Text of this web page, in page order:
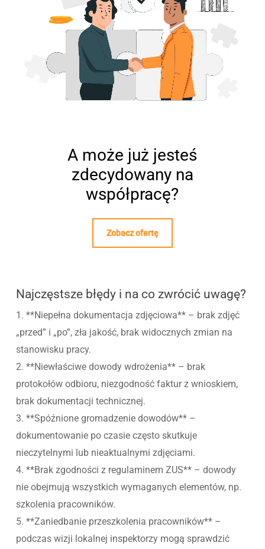
A może już jesteś
zdecydowany na
współpracę?
Zobacz ofertę
Najczęstsze błędy i na co zwrócić uwagę?
1. **Niepełna dokumentacja zdjęciowa** – brak zdjęć
„przed” i „po”, zła jakość, brak widocznych zmian na
stanowisku pracy.
2. **Niewłaściwe dowody wdrożenia** – brak
protokołów odbioru, niezgodność faktur z wnioskiem,
brak dokumentacji technicznej.
3. **Spóźnione gromadzenie dowodów** –
dokumentowanie po czasie często skutkuje
nieczytelnymi lub nieaktualnymi zdjęciami.
4. **Brak zgodności z regulaminem ZUS** – dowody
nie obejmują wszystkich wymaganych elementów, np.
szkolenia pracowników.
5. **Zaniedbanie przeszkolenia pracowników** –
podczas wizji lokalnej inspektorzy mogą sprawdzić